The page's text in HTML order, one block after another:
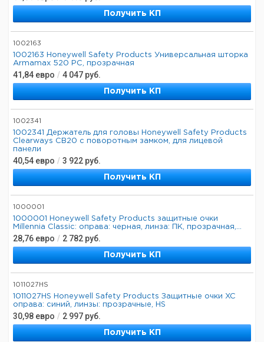
Получить КП
1002163
1002163 Honeywell Safety Products Универсальная шторка
Armamax 520 PC, прозрачная
41,84 евро / 4 047 руб.
Получить КП
1002341
1002341 Держатель для головы Honeywell Safety Products
Clearways CB20 с поворотным замком, для лицевой
панели
40,54 евро / 3 922 руб.
Получить КП
1000001
1000001 Honeywell Safety Products защитные очки
Millennia Classic: оправа: черная, линза: ПК, прозрачная,...
28,76 евро / 2 782 руб.
Получить КП
1011027HS
1011027HS Honeywell Safety Products Защитные очки XC
оправа: синий, линзы: прозрачные, HS
30,98 евро / 2 997 руб.
Получить КП